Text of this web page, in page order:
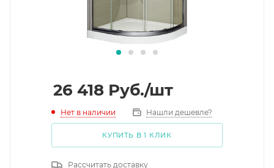
26 418 Руб./шт
Нет в наличии Нашли дешевле?
КУПИТЬ В 1 КЛИК
Рассчитать доставку